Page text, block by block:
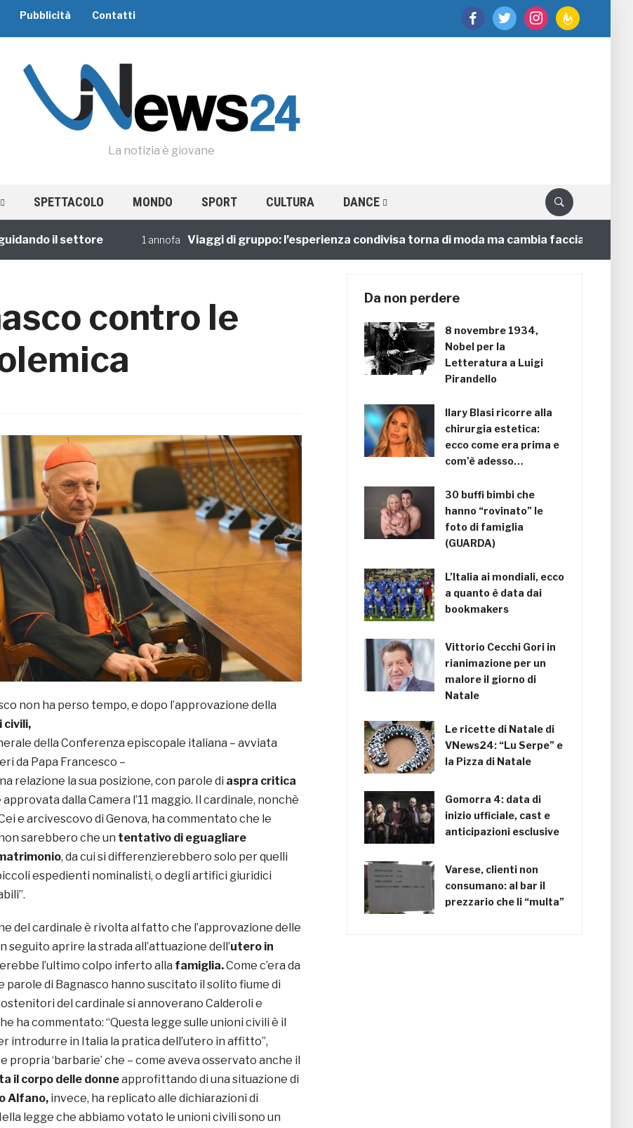
facebooktwitter instagramfeedburner
Pubblicità Contatti
La notizia è giovane
SPETTACOLO MONDO SPORT CULTURA DANCE
il settore 1 annofa Viaggi di gruppo: l’esperienza condivisa torna di moda ma cambia faccia
contro le
non ha perso tempo, e dopo l’approvazione della
civili,
della Conferenza episcopale italiana – avviata
da Papa Francesco –
relazione la sua posizione, con parole di aspra critica
dalla Camera l’11 maggio. Il cardinale, nonchè
e arcivescovo di Genova, ha commentato che le
sarebbero che un tentativo di eguagliare
, da cui si differenzierebbero solo per quelli
espedienti nominalisti, o degli artifici giuridici
del cardinale è rivolta al fatto che l’approvazione delle
seguito aprire la strada all’attuazione dell’utero in
l’ultimo colpo inferto alla famiglia.Come c’era da
parole di Bagnasco hanno suscitato il solito fiume di
del cardinale si annoverano Calderoli e
ha commentato: “Questa legge sulle unioni civili è il
introdurre in Italia la pratica dell’utero in affitto”,
propria ‘barbarie’ che – come aveva osservato anche il
il corpo delle donneapprofittando di una situazione di
Alfano, invece, ha replicato alle dichiarazioni di
legge che abbiamo votato le unioni civili sono un
Da non perdere
8 novembre 1934,
Nobel per la
Letteratura a Luigi
Pirandello
Ilary Blasi ricorre alla
chirurgia estetica:
ecco come era prima e
com’è adesso…
30 buffi bimbi che
hanno “rovinato” le
foto di famiglia
(GUARDA)
L’Italia ai mondiali, ecco
a quanto è data dai
bookmakers
Vittorio Cecchi Gori in
rianimazione per un
malore il giorno di
Natale
Le ricette di Natale di
VNews24: “Lu Serpe” e
la Pizza di Natale
Gomorra 4: data di
inizio ufficiale, cast e
anticipazioni esclusive
Varese, clienti non
consumano: al bar il
prezzario che li “multa”